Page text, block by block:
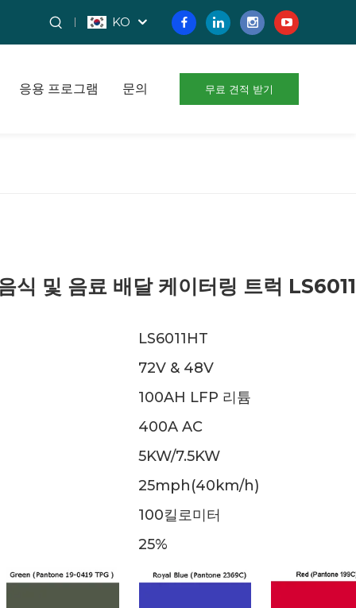
KO
응용 프로그램 문의 무료 견적 받기
식 및 음료 배달 케이터링 트럭
LS6011HT
72V & 48V
100AH LFP 리튬
400A AC
5KW/7.5KW
25mph(40km/h)
100킬로미터
25%